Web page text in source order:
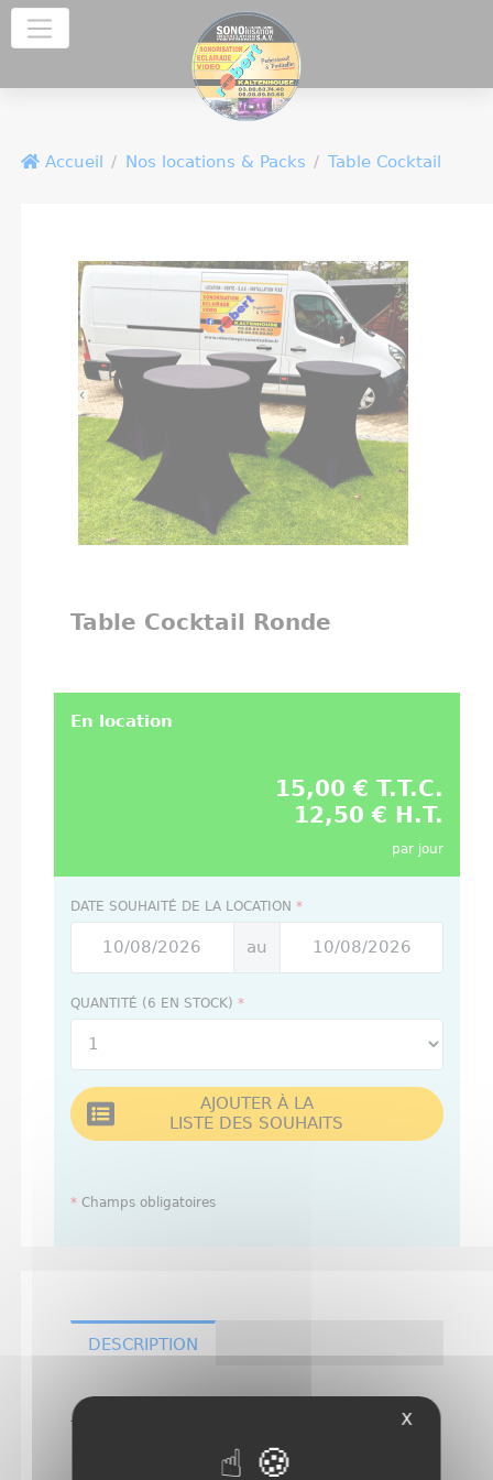
Accueil Nos locations & Packs Table Cocktail
Table Cocktail Ronde
En location
15,00 € T.T.C.
12,50 € H.T.
par jour
DATE SOUHAITÉ DE LA LOCATION *
au
QUANTITÉ (6 EN STOCK) *
AJOUTER À LA
LISTE DES SOUHAITS
*Champs obligatoires
DESCRIPTION
Table pliante ronde
Hauteur 110 cms
Panneau de gestion des cookies
X